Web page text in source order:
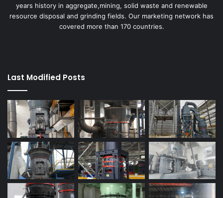
years history in aggregate,mining, solid waste and renewable
resource disposal and grinding fields. Our marketing network has
covered more than 170 countries.
Last Modified Posts